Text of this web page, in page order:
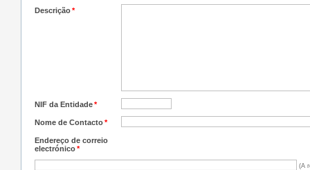
Descrição*
NIF da Entidade*
Nome de Contacto*
Endereço de correio
electrónico*
(A